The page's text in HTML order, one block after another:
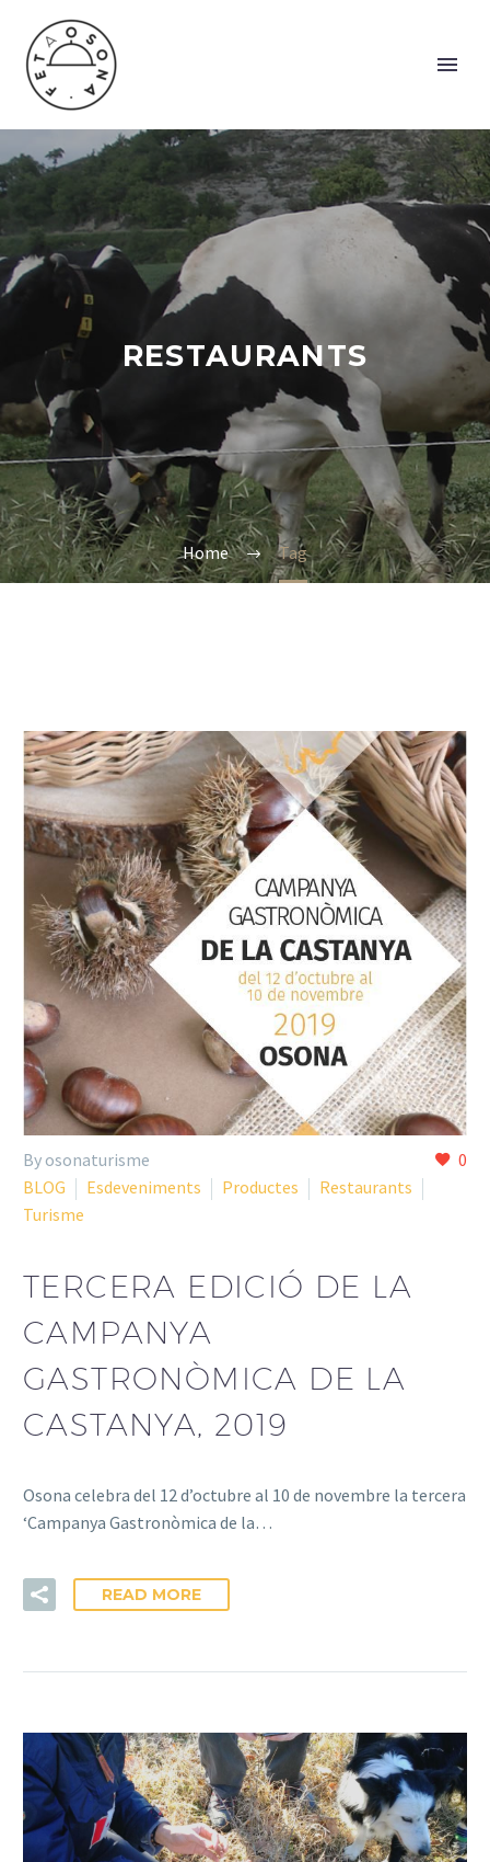
RESTAURANTS
Home Tag
0
By osonaturisme
BLOG
Esdeveniments Productes
Restaurants
Turisme
TERCERA EDICIÓ DE LA
CAMPANYA
GASTRONÒMICA DE LA
CASTANYA, 2019
Osona celebra del 12 d’octubre al 10 de novembre la tercera
‘Campanya Gastronòmica de la…
READ MORE